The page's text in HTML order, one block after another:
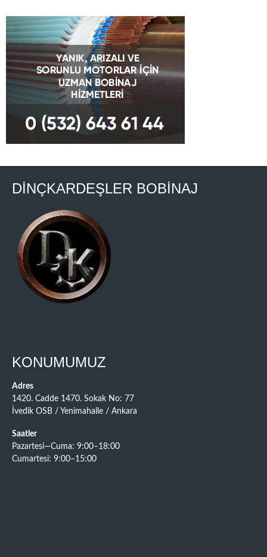
DİNÇKARDEŞLER BOBİNAJ
KONUMUMUZ
Adres
1420. Cadde 1470. Sokak No: 77
İvedik OSB / Yenimahalle / Ankara
Saatler
Pazartesi—Cuma: 9:00–18:00
Cumartesi: 9:00–15:00